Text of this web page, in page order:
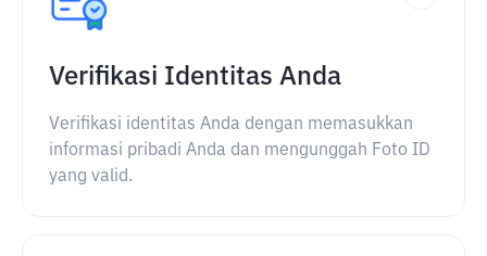
Verifikasi Identitas Anda
Verifikasi identitas Anda dengan memasukkan
informasi pribadi Anda dan mengunggah Foto ID
yang valid.